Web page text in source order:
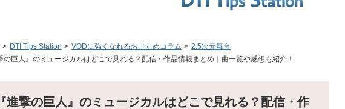
DTI Tips Station VODに強くなれるおすすめコラム
2.5次元舞台
の巨人』のミュージカルはどこで見れる？配信・作品情報まとめ｜曲一覧や感想も紹介！
『進撃の巨人』のミュージカルはどこで見れる？配信・作